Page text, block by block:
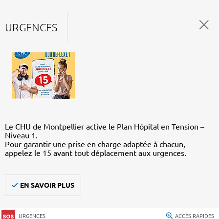
URGENCES
Le CHU de Montpellier active le Plan Hôpital en Tension –
Niveau 1.
Pour garantir une prise en charge adaptée à chacun,
appelez le 15 avant tout déplacement aux urgences.
EN SAVOIR PLUS
URGENCES ACCÈS RAPIDES